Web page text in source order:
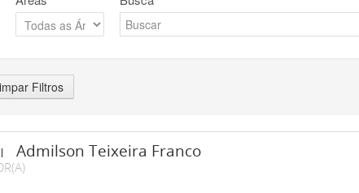
Filtros
Admilson Teixeira Franco